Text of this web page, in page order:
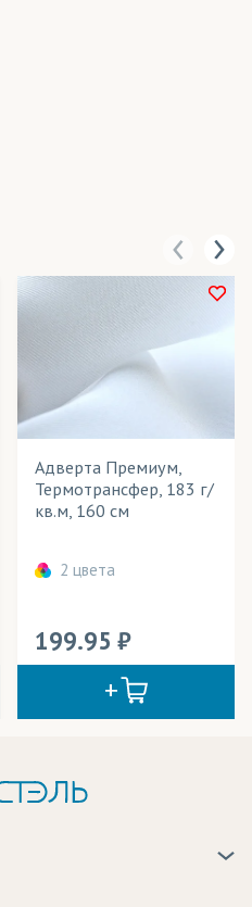
Адверта Премиум,
Термотрансфер, 183 г/
кв.м, 160 см
2 цвета
199.95